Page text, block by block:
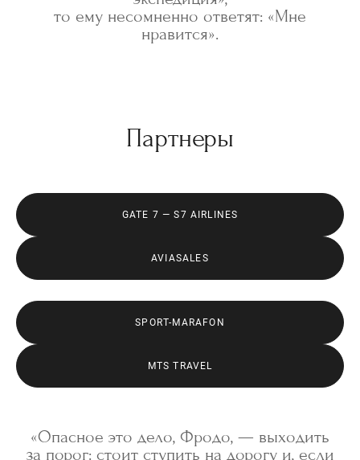
то ему несомненно ответят: «Мне
нравится».
Партнеры
GATE 7 — S7 AIRLINES
AVIASALES
SPORT-MARAFON
MTS TRAVEL
«Опасное это дело, Фродо, — выходить
за порог: стоит ступить на дорогу и, если